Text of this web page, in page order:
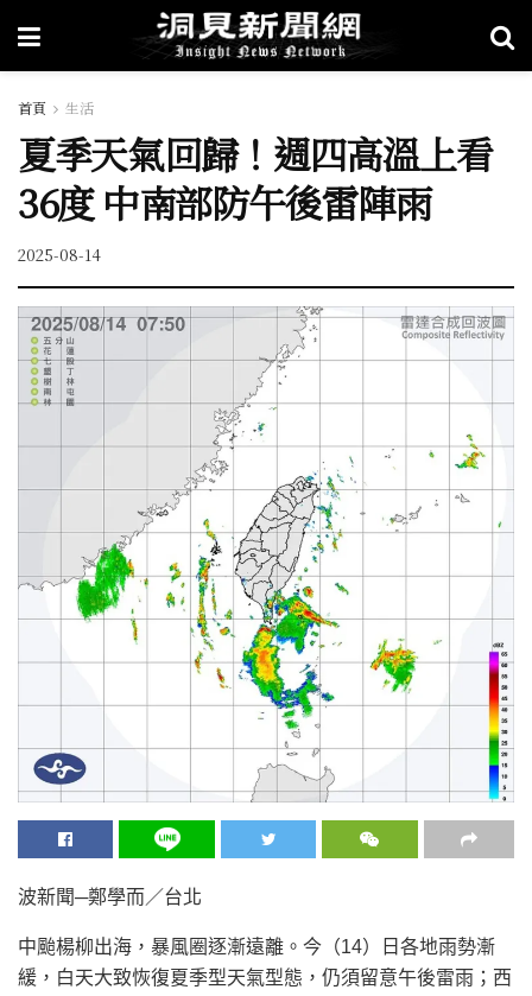
首頁 生活
夏季天氣回歸！週四高溫上看
36度 中南部防午後雷陣雨
2025-08-14
波新聞─鄭學而／台北
中颱楊柳出海，暴風圈逐漸遠離。今（14）日各地雨勢漸
緩，白天大致恢復夏季型天氣型態，仍須留意午後雷雨；西